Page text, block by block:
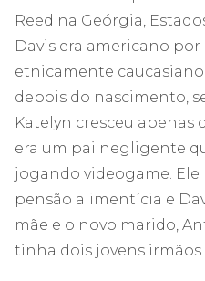
Reed na Geórgia,
Davis era americano
etnicamente
depois do nascimento,
Katelyn cresceu apenas
era um pai negligente
jogando videogame.
pensão alimentícia e
mãe e o novo marido,
tinha dois jovens irmãos